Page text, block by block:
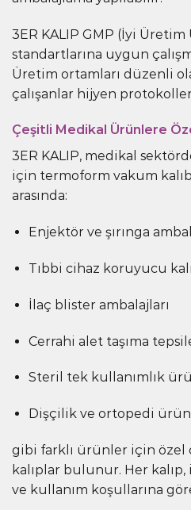
3ER KALIP GMP (İyi Üretim
standartlarına uygun
Üretim ortamları düzenli
çalışanlar hijyen
Çeşitli Medikal Ürünlere
3ER KALIP, medikal
için termoform vakum
arasında:
Enjektör ve şırınga
Tıbbi cihaz koruyucu
İlaç blister ambalajları
Cerrahi alet taşıma
Steril tek kullanımlık
Dişçilik ve ortopedi
gibi farklı ürünler için özel
kalıplar bulunur. Her
ve kullanım koşullarına